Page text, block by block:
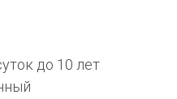
до 10 лет